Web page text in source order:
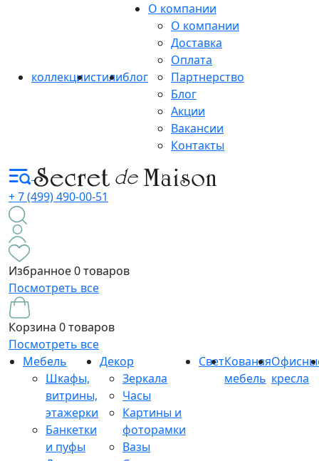
коллекциистилиблог
О компании
О компании
Доставка
Оплата
Партнерство
Блог
Акции
Вакансии
Контакты
+ 7 (499) 490-00-51
Избранное0 товаров
Посмотреть все
Корзина 0 товаров
Посмотреть все
Мебель
Шкафы,
витрины,
этажерки
Банкетки
и пуфы
Декор
Зеркала
Часы
Картины и
фоторамки
Вазы
СветКованая
мебель кресла